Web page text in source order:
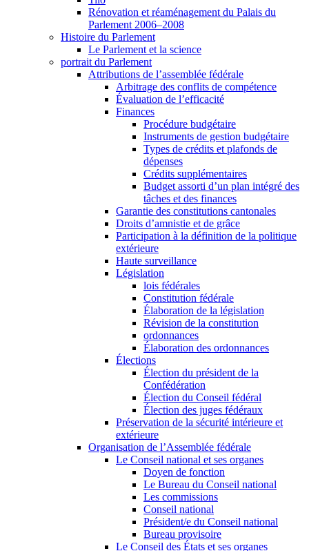
Rénovation et réaménagement du Palais du
Parlement 2006–2008
Histoire du Parlement
Le Parlement et la science
portrait du Parlement
Attributions de l’assemblée fédérale
Arbitrage des conflits de compétence
Évaluation de l’efficacité
Finances
Procédure budgétaire
Instruments de gestion budgétaire
Types de crédits et plafonds de
dépenses
Crédits supplémentaires
Budget assorti d’un plan intégré des
tâches et des finances
Garantie des constitutions cantonales
Droits d’amnistie et de grâce
Participation à la définition de la politique
extérieure
Haute surveillance
Législation
lois fédérales
Constitution fédérale
Élaboration de la législation
Révision de la constitution
ordonnances
Élaboration des ordonnances
Élections
Élection du président de la
Confédération
Élection du Conseil fédéral
Élection des juges fédéraux
Préservation de la sécurité intérieure et
extérieure
Organisation de l’Assemblée fédérale
Le Conseil national et ses organes
Doyen de fonction
Le Bureau du Conseil national
Les commissions
Conseil national
Président/e du Conseil national
Bureau provisoire
Le Conseil des États et ses organes